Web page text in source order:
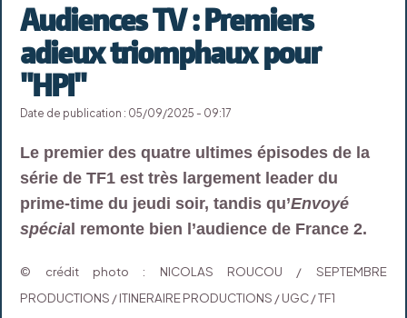
Audiences TV : Premiers
adieux triomphaux pour
"HPI"
Date de publication : 05/09/2025 - 09:17
Le premier des quatre ultimes épisodes de la
série de TF1 est très largement leader du
prime-time du jeudi soir, tandis qu’Envoyé
spécia l remonte bien l’audience de France 2.
© crédit photo : NICOLAS ROUCOU / SEPTEMBRE
PRODUCTIONS / ITINERAIRE PRODUCTIONS / UGC / TF1